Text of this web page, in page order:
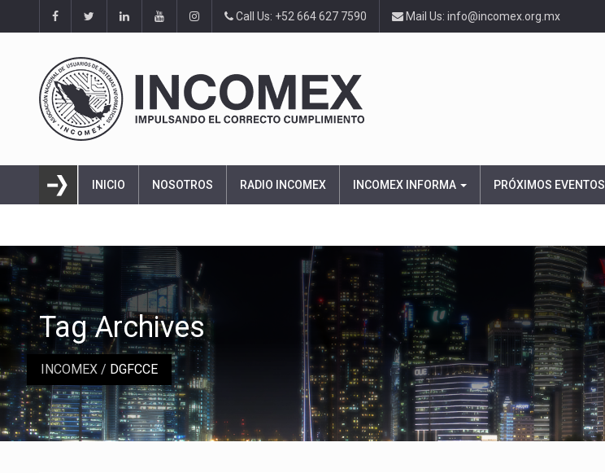
Call Us: +52 664 627 7590 Mail Us: info@incomex.org.mx
INICIO NOSOTROS RADIO INCOMEX INCOMEX INFORMA PRÓXIMOS EVENTOS
INCOMEX / DGFCCE
Tag Archives